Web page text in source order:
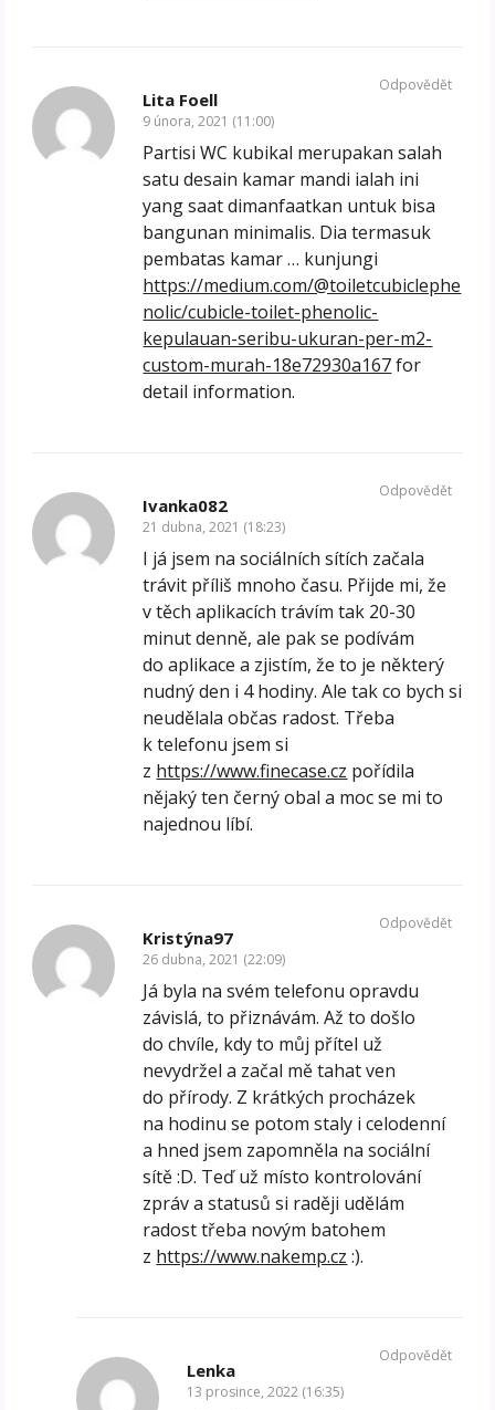
Lita Foell
9 února, 2021 (11:00)
Partisi WC kubikal merupakan salah
satu desain kamar mandi ialah ini
yang saat dimanfaatkan untuk bisa
bangunan minimalis. Dia termasuk
pembatas kamar … kunjungi
https://medium.com/@toiletcubiclephe
nolic/cubicle-toilet-phenolic-
kepulauan-seribu-ukuran-per-m2-
custom-murah-18e72930a167for
detail information.
Odpovědět
Ivanka082
21 dubna, 2021 (18:23)
I já jsem na sociálních sítích začala
trávit příliš mnoho času. Přijde mi, že
v těch aplikacích trávím tak 20-30
minut denně, ale pak se podívám
do aplikace a zjistím, že to je některý
nudný den i 4 hodiny. Ale tak co bych si
neudělala občas radost. Třeba
k telefonu jsem si
z https://www.finecase.cz pořídila
nějaký ten černý obal a moc se mi to
najednou líbí.
Odpovědět
Kristýna97
26 dubna, 2021 (22:09)
Já byla na svém telefonu opravdu
závislá, to přiznávám. Až to došlo
do chvíle, kdy to můj přítel už
nevydržel a začal mě tahat ven
do přírody. Z krátkých procházek
na hodinu se potom staly i celodenní
a hned jsem zapomněla na sociální
sítě :D. Teď už místo kontrolování
zpráv a statusů si raději udělám
radost třeba novým batohem
z https://www.nakemp.cz :).
Odpovědět
Lenka
13 prosince, 2022 (16:35)
Odpovědět